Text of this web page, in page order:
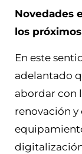
Novedades
los
En este
adelantado
abordar con
renovación